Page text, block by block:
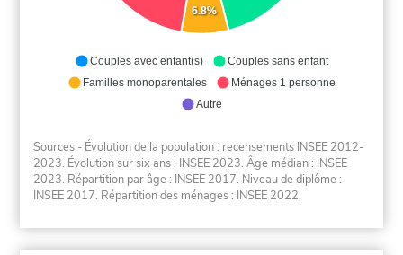
6.8%
Couples avec enfant(s)
Couples sans enfant
Familles monoparentales
Ménages 1 personne
Autre
Sources - Évolution de la population : recensements INSEE 2012-
2023. Évolution sur six ans : INSEE 2023. Âge médian : INSEE
2023. Répartition par âge : INSEE 2017. Niveau de diplôme :
INSEE 2017. Répartition des ménages : INSEE 2022.